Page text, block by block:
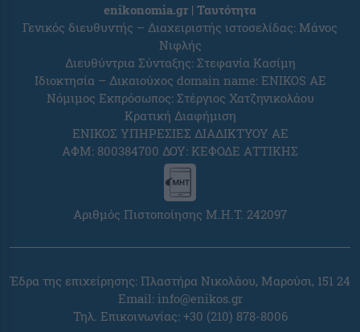
enikonomia.gr | Ταυτότητα
Γενικός διευθυντής – Διαχειριστής ιστοσελίδας: Μάνος
Νιφλής
Διευθύντρια Σύνταξης: Στεφανία Κασίμη
Ιδιοκτησία – Δικαιούχος domain name: ENIKOS AE
Νόμιμος Εκπρόσωπος: Στέργιος Χατζηνικολάου
Κρατική Διαφήμιση
ΕΝΙΚΟΣ ΥΠΗΡΕΣΙΕΣ ΔΙΑΔΙΚΤΥΟΥ ΑΕ
ΑΦΜ: 800384700 ΔΟΥ: ΚΕΦΟΔΕ ΑΤΤΙΚΗΣ
Αριθμός Πιστοποίησης Μ.Η.Τ. 242097
Έδρα της επιχείρησης: Πλαστήρα Νικολάου, Μαρούσι, 151 24
Email: info@enikos.gr
Τηλ. Επικοινωνίας: +30 (210) 878-8006